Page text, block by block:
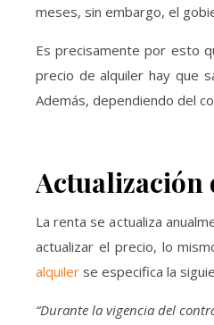
meses, sin embargo, el
Es precisamente por esto
precio de alquiler hay que
Además, dependiendo del
Actualización
La renta se actualiza
actualizar el precio, lo
alquiler se especifica la
“Durante la vigencia del